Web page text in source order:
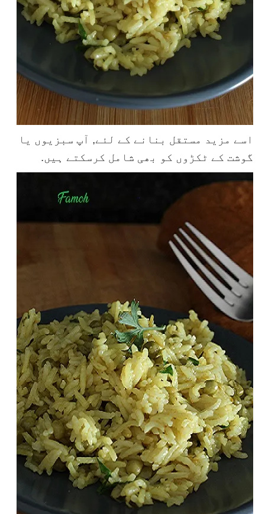
اسے مزید مستقل بنانے کے لئے, آپ سبزیوں یا
گوشت کے ٹکڑوں کو بھی شامل کرسکتے ہیں.